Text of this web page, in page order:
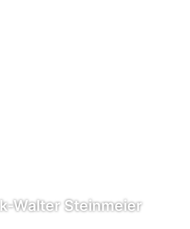
Walter Steinmeier